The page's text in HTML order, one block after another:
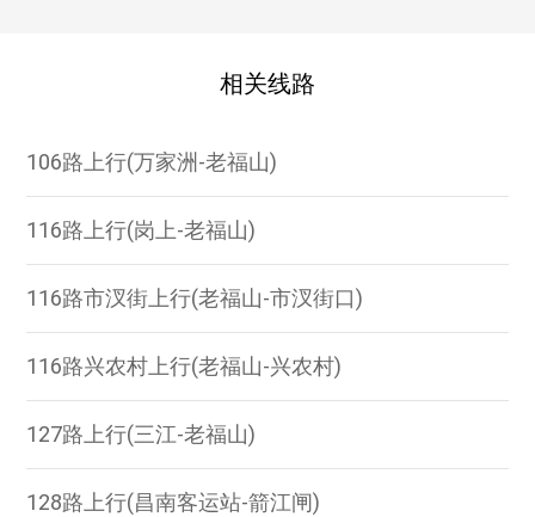
相关线路
106路上行(万家洲-老福山)
116路上行(岗上-老福山)
116路市汊街上行(老福山-市汊街口)
116路兴农村上行(老福山-兴农村)
127路上行(三江-老福山)
128路上行(昌南客运站-箭江闸)